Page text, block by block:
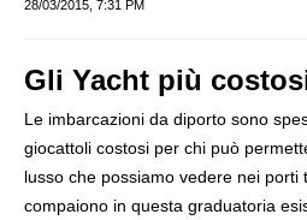
28/03/2015, 7:31 PM
Gli Yacht più
Le imbarcazioni da diporto sono
giocattoli costosi per chi può
lusso che possiamo vedere nei porti
compaiono in questa graduatoria